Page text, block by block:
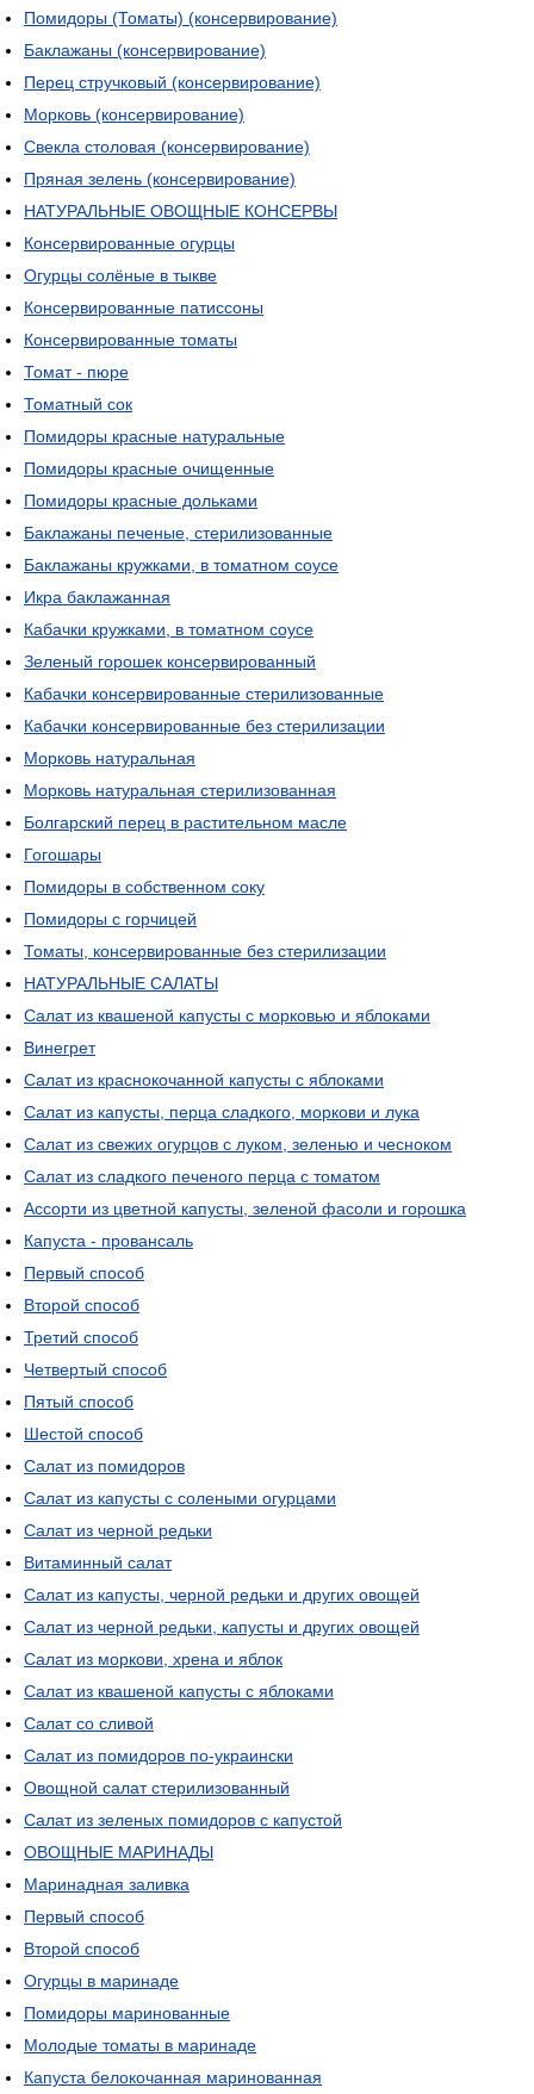
Помидоры (Томаты) (консервирование)
Баклажаны (консервирование)
Перец стручковый (консервирование)
Морковь (консервирование)
Свекла столовая (консервирование)
Пряная зелень (консервирование)
НАТУРАЛЬНЫЕ ОВОЩНЫЕ КОНСЕРВЫ
Консервированные огурцы
Огурцы солёные в тыкве
Консервированные патиссоны
Консервированные томаты
Томат - пюре
Томатный сок
Помидоры красные натуральные
Помидоры красные очищенные
Помидоры красные дольками
Баклажаны печеные, стерилизованные
Баклажаны кружками, в томатном соусе
Икра баклажанная
Кабачки кружками, в томатном соусе
Зеленый горошек консервированный
Кабачки консервированные стерилизованные
Кабачки консервированные без стерилизации
Морковь натуральная
Морковь натуральная стерилизованная
Болгарский перец в растительном масле
Гогошары
Помидоры в собственном соку
Помидоры с горчицей
Томаты, консервированные без стерилизации
НАТУРАЛЬНЫЕ САЛАТЫ
Салат из квашеной капусты с морковью и яблоками
Винегрет
Салат из краснокочанной капусты с яблоками
Салат из капусты, перца сладкого, моркови и лука
Салат из свежих огурцов с луком, зеленью и чесноком
Салат из сладкого печеного перца с томатом
Ассорти из цветной капусты, зеленой фасоли и горошка
Капуста - провансаль
Первый способ
Второй способ
Третий способ
Четвертый способ
Пятый способ
Шестой способ
Салат из помидоров
Салат из капусты с солеными огурцами
Салат из черной редьки
Витаминный салат
Салат из капусты, черной редьки и других овощей
Салат из черной редьки, капусты и других овощей
Салат из моркови, хрена и яблок
Салат из квашеной капусты с яблоками
Салат со сливой
Салат из помидоров по-украински
Овощной салат стерилизованный
Салат из зеленых помидоров с капустой
ОВОЩНЫЕ МАРИНАДЫ
Маринадная заливка
Первый способ
Второй способ
Огурцы в маринаде
Помидоры маринованные
Молодые томаты в маринаде
Капуста белокочанная маринованная